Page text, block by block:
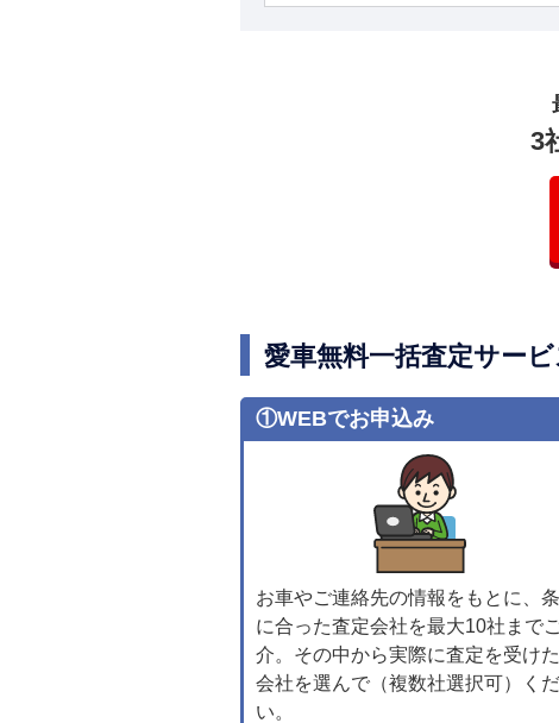
3
愛車無料一括査定サー
①WEBでお申込み
お車やご連絡先の情報をもとに、
に合った査定会社を最大10社まで
介。その中から実際に査定を受け
会社を選んで（複数社選択可）く
い。